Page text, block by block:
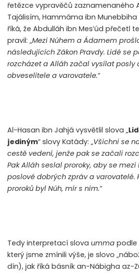
řetězce vypravěčů zaznamenaného
Tajálisím, Hammáma ibn Munebbiha
říká, že Abdulláh ibn Mes’úd přečetl
pravil: „Mezi Núhem a Ádamem
následujících Zákon Pravdy. Lidé se
rozcházet a Alláh začal vysílat posly
obveselitele a varovatele.“
Al-Hasan ibn Jahjá vysvětlil slova „
jediným“ slovy Katády: „Všichni se
cestě vedení, jenže pak se začali
Pak Alláh seslal proroky, aby se
poslové dobrých zpráv a varovatelé.
proroků byl Núh, mír s ním.“
Tedy interpretací slova umma podle
který jsme zmínili výše, je slovo
dín), jak říká básník an-Nábigha az-